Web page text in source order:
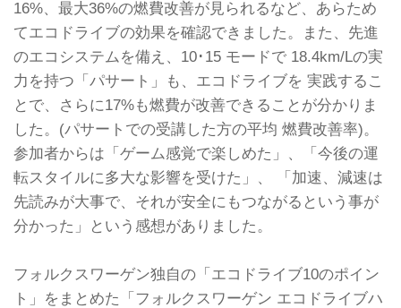
16%、最大36%の燃費改善が見られるなど、あらため
てエコドライブの効果を確認できました。また、先進
のエコシステムを備え、10･15 モードで 18.4km/Lの実
力を持つ「パサート」も、エコドライブを 実践するこ
とで、さらに17%も燃費が改善できることが分かりま
した。(パサートでの受講した方の平均 燃費改善率)。
参加者からは「ゲーム感覚で楽しめた」、「今後の運
転スタイルに多大な影響を受けた」、 「加速、減速は
先読みが大事で、それが安全にもつながるという事が
分かった」という感想がありました。
フォルクスワーゲン独自の「エコドライブ10のポイン
ト」をまとめた「フォルクスワーゲン エコドライブハ